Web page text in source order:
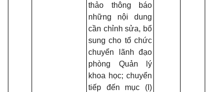
thảo thông báo
những nội dung
cần chỉnh sửa, bổ
sung cho tổ chức
chuyển lãnh đạo
phòng Quản lý
khoa học; chuyển
tiếp đến mục (I)